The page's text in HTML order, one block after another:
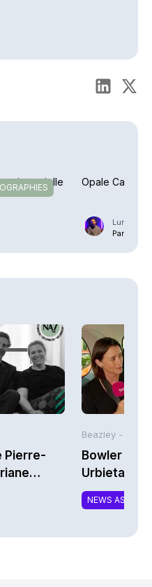
trimestrielle
Opale Capital
Lundi 29
Par
Pierre-
Beazley -
Bowler
Urbieta |
NEWS